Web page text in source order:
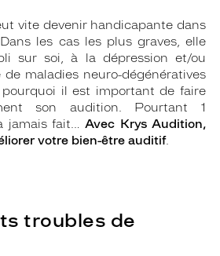
vite devenir handicapante dans
les cas les plus graves, elle
sur soi, à la dépression et/ou
de maladies neuro-dégénératives
pourquoi il est important de faire
son audition. Pourtant 1
jamais fait…Avec Krys Audition,
votre bien-être auditif.
troubles de